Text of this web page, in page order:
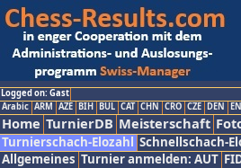
Logged on: Gast
Arabic ARM AZE BIH BUL CAT CHN CRO CZE DEN
Home TurnierDB Meisterschaft
Turnierschach-Elozahl Schnellschach-
Allgemeines Turnier anmelden: AUT